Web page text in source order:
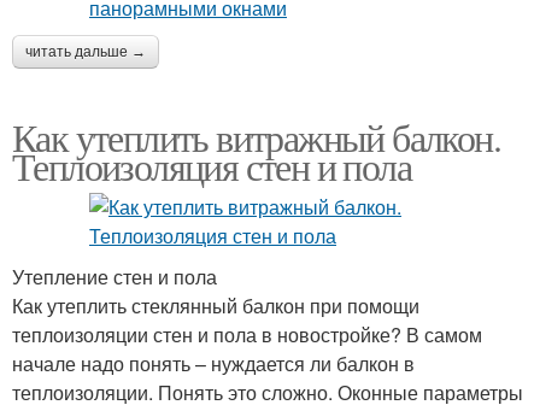
читать дальше →
Как утеплить витражный балкон.
Теплоизоляция стен и пола
Утепление стен и пола
Как утеплить стеклянный балкон при помощи
теплоизоляции стен и пола в новостройке? В самом
начале надо понять – нуждается ли балкон в
теплоизоляции. Понять это сложно. Оконные параметры